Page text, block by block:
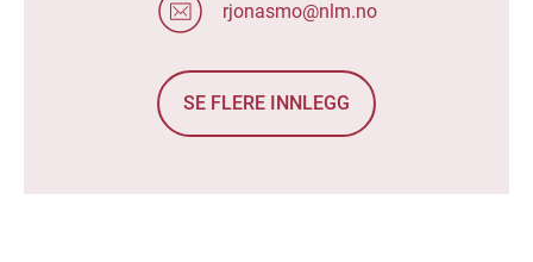
rjonasmo@nlm.no
SE FLERE INNLEGG